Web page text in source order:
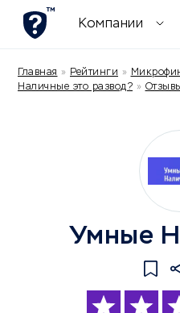
Компании
Главная » Рейтинги »
Наличные это развод? »
Умные